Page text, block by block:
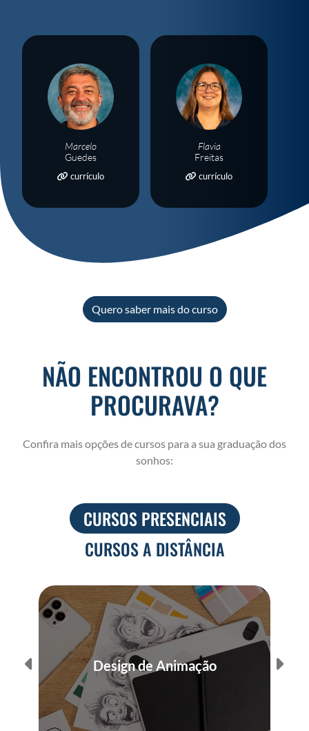
Marcelo
Guedes
currículo
Flavia
Freitas
currículo
Quero saber mais do curso
NÃO ENCONTROU O QUE
PROCURAVA?
Confira mais opções de cursos para a sua graduação dos
sonhos:
CURSOS PRESENCIAIS
CURSOS A DISTÂNCIA
Design de Animação